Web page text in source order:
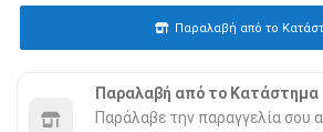
Παραλαβή από το
Παραλαβή από το Κατάστημα
Παράλαβε την παραγγελία σου